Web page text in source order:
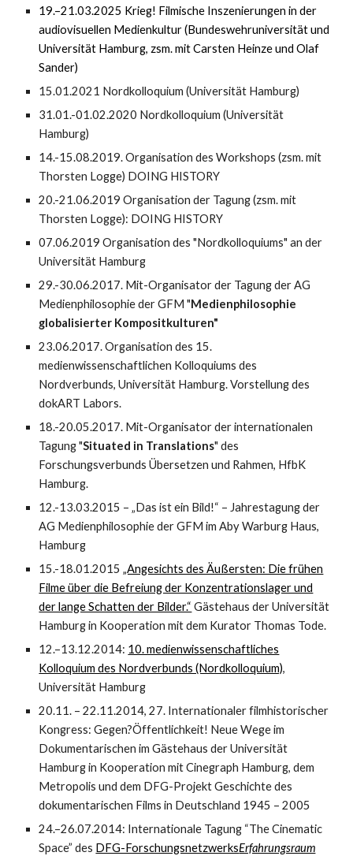
19.–21.03.2025 Krieg! Filmische Inszenierungen in der
audiovisuellen Medienkultur (Bundeswehruniversität und
Universität Hamburg, zsm. mit Carsten Heinze und Olaf
Sander)
15.01.2021 Nordkolloquium (Universität Hamburg)
31.01.-01.02.2020 Nordkolloquium (Universität
Hamburg)
14.-15.08.2019. Organisation des Workshops (zsm. mit
Thorsten Logge) DOING HISTORY
20.-21.06.2019 Organisation der Tagung (zsm. mit
Thorsten Logge): DOING HISTORY
07.06.2019 Organisation des "Nordkolloquiums" an der
Universität Hamburg
29.-30.06.2017. Mit-Organisator der Tagung der AG
Medienphilosophie der GFM "Medienphilosophie
globalisierter Kompositkulturen"
23.06.2017. Organisation des 15.
medienwissenschaftlichen Kolloquiums des
Nordverbunds, Universität Hamburg. Vorstellung des
dokART Labors.
18.-20.05.2017. Mit-Organisator der internationalen
Tagung "Situated in Translations" des
Forschungsverbunds Übersetzen und Rahmen, HfbK
Hamburg.
12.-13.03.2015 – „Das ist ein Bild!“ – Jahrestagung der
AG Medienphilosophie der GFM im Aby Warburg Haus,
Hamburg
15.-18.01.2015„Angesichts des Äußersten: Die frühen
Filme über die Befreiung der Konzentrationslager und
der lange Schatten der Bilder.“ Gästehaus der Universität
Hamburg in Kooperation mit dem Kurator Thomas Tode.
12.–13.12.2014: 10. medienwissenschaftliches
Kolloquium des Nordverbunds (Nordkolloquium),
Universität Hamburg
20.11. – 22.11.2014, 27. Internationaler filmhistorischer
Kongress: Gegen?Öffentlichkeit! Neue Wege im
Dokumentarischen im Gästehaus der Universität
Hamburg in Kooperation mit Cinegraph Hamburg, dem
Metropolis und dem DFG-Projekt Geschichte des
dokumentarischen Films in Deutschland 1945 – 2005
24.–26.07.2014: Internationale Tagung “The Cinematic
Space” des DFG-ForschungsnetzwerksErfahrungsraum